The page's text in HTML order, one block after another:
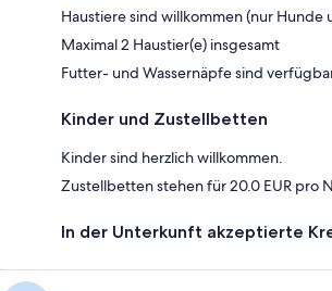
Haustiere sind willkommen (nur Hunde
Maximal 2 Haustier(e) insgesamt
Futter- und Wassernäpfe sind
Kinder und Zustellbetten
Kinder sind herzlich willkommen.
Zustellbetten stehen für 20.0 EUR pro
In der Unterkunft akzeptierte